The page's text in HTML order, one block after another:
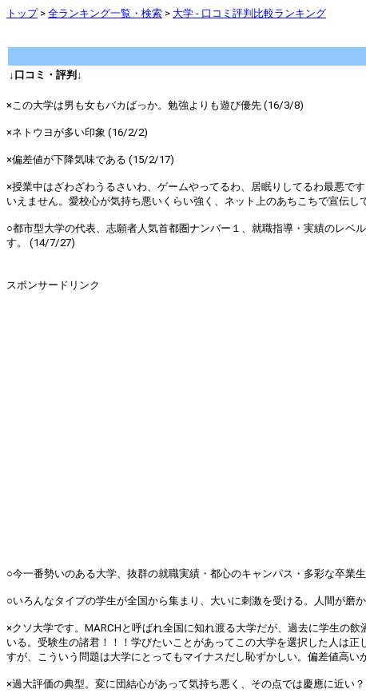
トップ> 全ランキング一覧・検索 > 大学 - 口コミ評判比較ランキング
↓口コミ・評判↓
×この大学は男も女もバカばっか。勉強よりも遊び優先 (16/3/8)
×ネトウヨが多い印象 (16/2/2)
×偏差値が下降気味である (15/2/17)
×授業中はざわざわうるさいわ、ゲームやってるわ、居眠りしてるわ最悪で
いえません。愛校心が気持ち悪いくらい強く、ネット上のあちこちで宣伝
○都市型大学の代表、志願者人気首都圏ナンバー１、就職指導・実績のレベ
す。 (14/7/27)
スポンサードリンク
○今一番勢いのある大学、抜群の就職実績・都心のキャンパス・多彩な卒業
○いろんなタイプの学生が全国から集まり、大いに刺激を受ける。人間が磨
×クソ大学です。MARCHと呼ばれ全国に知れ渡る大学だが、過去に学生の
いる。受験生の諸君！！！学びたいことがあってこの大学を選択した人は
すが、こういう問題は大学にとってもマイナスだし恥ずかしい。偏差値高
×過大評価の典型。変に団結心があって気持ち悪く、その点では慶應に近い